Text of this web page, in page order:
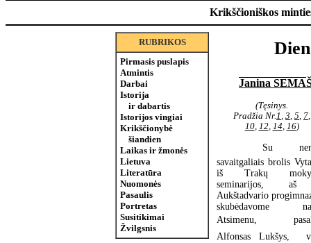
Krikščioniškos
RUBRIKOS
Pirmasis puslapis
Atmintis
Darbai
Istorija
ir dabartis
Istorijos vingiai
Krikščionybė
šiandien
Laikas ir žmonės
Lietuva
Literatūra
Nuomonės
Pasaulis
Portretas
Susitikimai
Žvilgsnis
Janina
(Tęsinys.
Pradžia Nr. 1 3 5 7
10, 12, 14, 16)
 Su
savaitgaliais brolis
iš Trakų
seminarijos,
Aukštadvario
skubėdavome
Atsimenu, 
Alfonsas Lukšys, 